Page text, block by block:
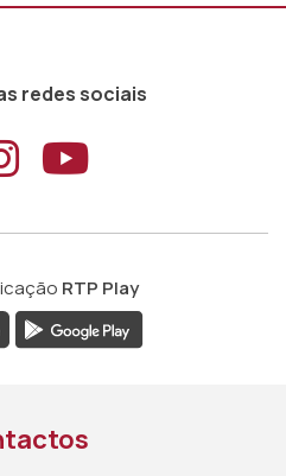
redes sociais
ao
Aceder ao
Aceder
RTP Play